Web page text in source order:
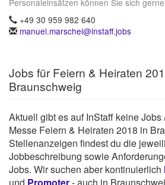
+49 30 959 982 640
manuel.marschel@instaff.jobs
Jobs für Feiern & Heiraten
Braunschweig
Aktuell gibt es auf InStaff keine
Messe Feiern & Heiraten 2018 in
Stellenanzeigen findest du die
Jobbeschreibung sowie
Jobs. Wir suchen aber kontinuierlich
und Promoter- auch in